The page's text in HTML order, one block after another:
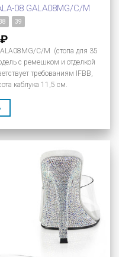
08 GALA08MG/C/M
38 39
₽
C/M (стопа для 35
с ремешком и отделкой
требованиям IFBB,
каблука 11,5 см.